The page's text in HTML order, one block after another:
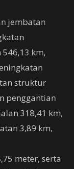
jembatan
km,
struktur
penggantian
318,41 km,
3,89 km,
meter, serta